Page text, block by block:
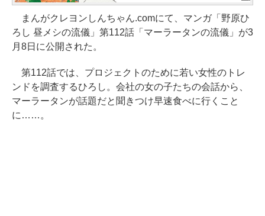
まんがクレヨンしんちゃん.comにて、マンガ「野原ひ
ろし 昼メシの流儀」第112話「マーラータンの流儀」が3
月8日に公開された。
第112話では、プロジェクトのために若い女性のトレ
ンドを調査するひろし。会社の女の子たちの会話から、
マーラータンが話題だと聞きつけ早速食べに行くこと
に……。